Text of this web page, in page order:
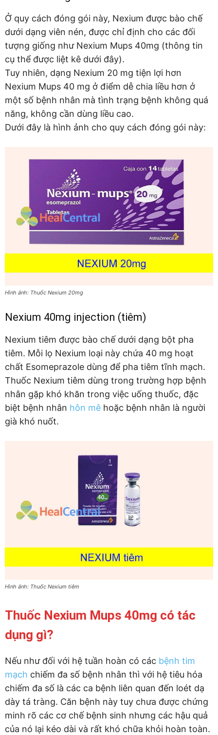
Ở quy cách đóng gói này, Nexium được bào chế
dưới dạng viên nén, được chỉ định cho các đối
tượng giống như Nexium Mups 40mg (thông tin
cụ thể được liệt kê dưới đây).
Tuy nhiên, dạng Nexium 20 mg tiện lợi hơn
Nexium Mups 40 mg ở điểm dễ chia liều hơn ở
một số bệnh nhân mà tình trạng bệnh không quá
năng, không cần dùng liều cao.
Dưới đây là hình ảnh cho quy cách đóng gói này:
Hình ảnh: Thuốc Nexium 20mg
Nexium 40mg injection (tiêm)
Nexium tiêm được bào chế dưới dạng bột pha
tiêm. Mỗi lọ Nexium loại này chứa 40 mg hoạt
chất Esomeprazole dùng để pha tiêm tĩnh mạch.
Thuốc Nexium tiêm dùng trong trường hợp bệnh
nhân gặp khó khăn trong việc uống thuốc, đặc
biệt bệnh nhân hôn mê hoặc bệnh nhân là người
già khó nuốt.
Hình ảnh: Thuốc Nexium tiêm
Thuốc Nexium Mups 40mg có tác
dụng gì?
Nếu như đối với hệ tuần hoàn có các bệnh tim
mạch chiếm đa số bệnh nhân thì với hệ tiêu hóa
chiếm đa số là các ca bệnh liên quan đến loét dạ
dày tá tràng. Căn bệnh này tuy chưa được chứng
minh rõ các cơ chế bệnh sinh nhưng các hậu quả
của nó lại kéo dài và rất khó chữa khỏi hoàn toàn.